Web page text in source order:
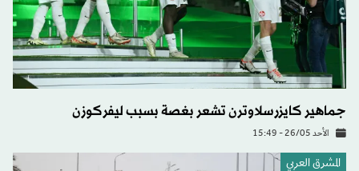
جماهير كايزرسلاوترن تشعر بغصة بسبب ليفركوزن
الأحد 26/05 - 15:49
المشرق العربي